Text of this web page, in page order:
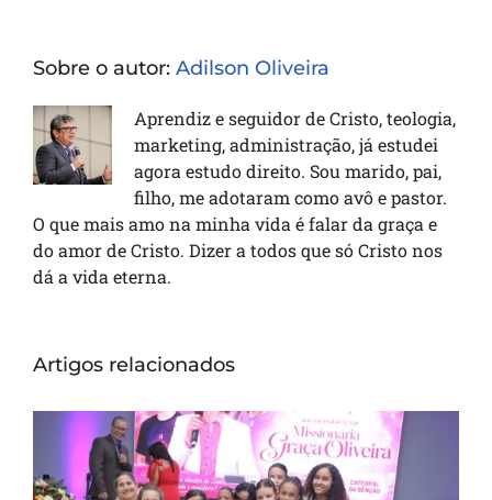
Sobre o autor: Adilson Oliveira
Aprendiz e seguidor de Cristo, teologia,
marketing, administração, já estudei
agora estudo direito. Sou marido, pai,
filho, me adotaram como avô e pastor.
O que mais amo na minha vida é falar da graça e
do amor de Cristo. Dizer a todos que só Cristo nos
dá a vida eterna.
Artigos relacionados